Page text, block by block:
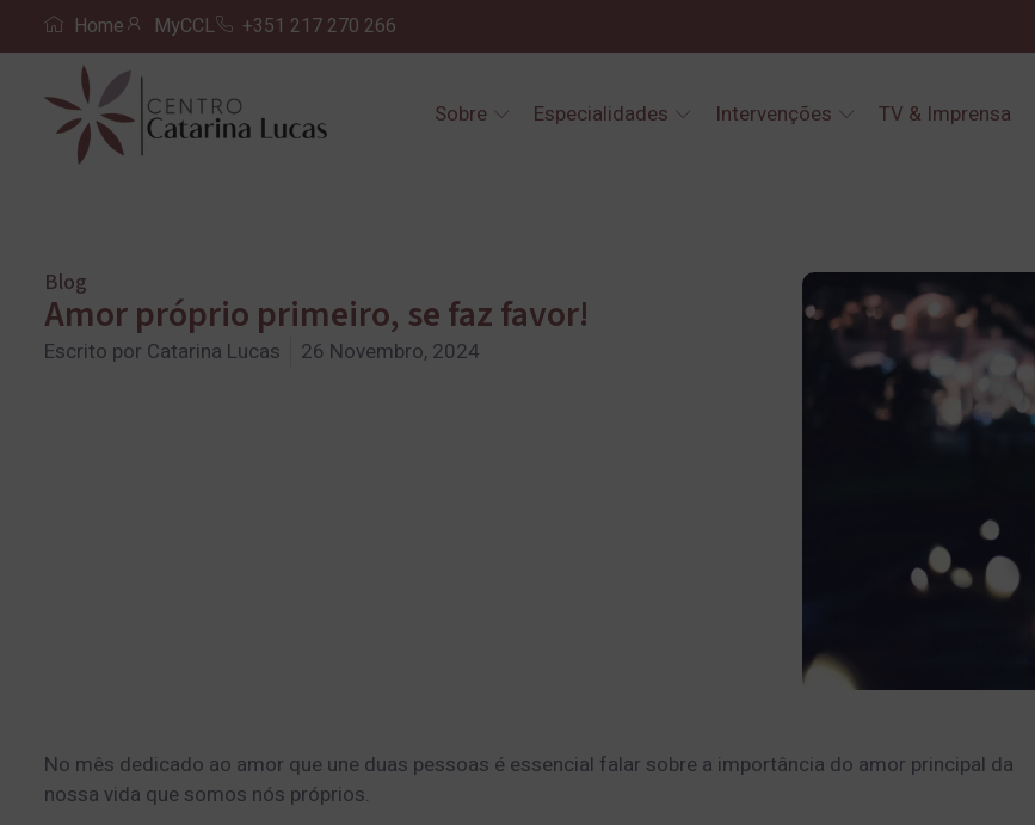
Home MyCCL +351 217 270 266
Sobre Especialidades Intervenções TV & Imprensa
Blog
Amor próprio primeiro, se faz favor!
Escrito por Catarina Lucas 26 Novembro, 2024
No mês dedicado ao amor que une duas pessoas é essencial falar sobre a importância do amor principal da
nossa vida que somos nós próprios.